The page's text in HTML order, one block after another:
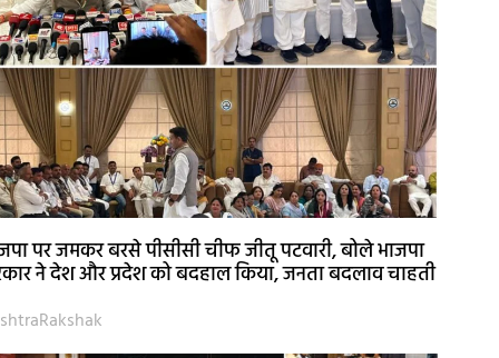
पर जमकर बरसे पीसीसी चीफ जीतू पटवारी, बोले भाजपा
ने देश और प्रदेश को बदहाल किया, जनता बदलाव चाहती